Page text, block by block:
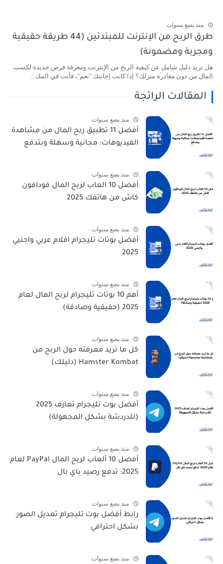
منذ بضع سنوات
طرق الربح من الإنترنت للمبتدئين (44 طريقة حقيقية
ومجربة ومضمونة)
هل تريد دليل شامل عن كيفية الربح من الإنترنت ومعرفة فرص جديدة لكسب
المال من دون مغادرة منزلك؟ إذا كانت إجابتك "نعم"، فأنت في المك...
المقالات الرائجة
منذ بضع سنوات
أفضل 11 تطبيق ربح المال من مشاهدة
الفيديوهات: مجانية وسهلة وبتدفع
منذ بضع سنوات
أفضل 10 العاب لربح المال فودافون
كاش من هاتفك 2025
منذ بضع سنوات
أفضل بوتات تليجرام افلام عربي واجنبي
2025
منذ بضع سنوات
أهم 10 بوتات تليجرام لربح المال لعام
2025 (حقيقية وصادقة)
منذ بضع سنوات
كل ما تريد معرفته حول الربح من
Hamster Kombat (دليلك)
منذ بضع سنوات
أفضل بوت تليجرام تعارف 2025
(للدردشة بشكل المجهولة)
منذ بضع سنوات
أفضل 10 ألعاب لربح المال PayPal لعام
2025: تدفع رصيد باي بال
منذ بضع سنوات
رابط أفضل بوت تليجرام تعديل الصور
بشكل احترافي
منذ بضع سنوات